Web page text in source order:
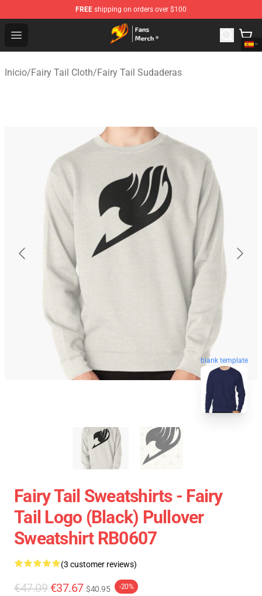
FREE shipping on orders over $100
Open menu
Fairy Tail Store - Official Fairy Tail Merchandise Shop
Inicio/Fairy Tail Cloth/Fairy Tail Sudaderas
blank template
Fairy Tail Sweatshirts - Fairy
Tail Logo (Black) Pullover
Sweatshirt RB0607
(3 customer reviews)
€47.09 €37.67 $40.95 -20%